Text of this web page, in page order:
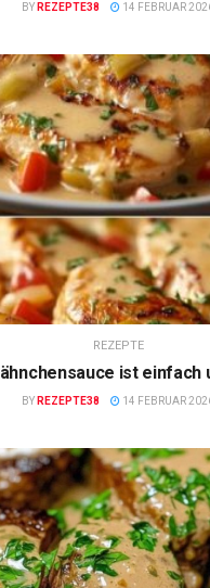
BY REZEPTE38 14 FEBRUAR
REZEPTE
ist einfach
BY REZEPTE38 14 FEBRUAR